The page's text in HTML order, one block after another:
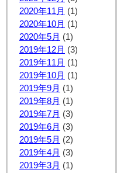
2020年11月 (1)
2020年10月 (1)
2020年5月 (1)
2019年12月 (3)
2019年11月 (1)
2019年10月 (1)
2019年9月 (1)
2019年8月 (1)
2019年7月 (3)
2019年6月 (3)
2019年5月 (2)
2019年4月 (3)
2019年3月 (1)